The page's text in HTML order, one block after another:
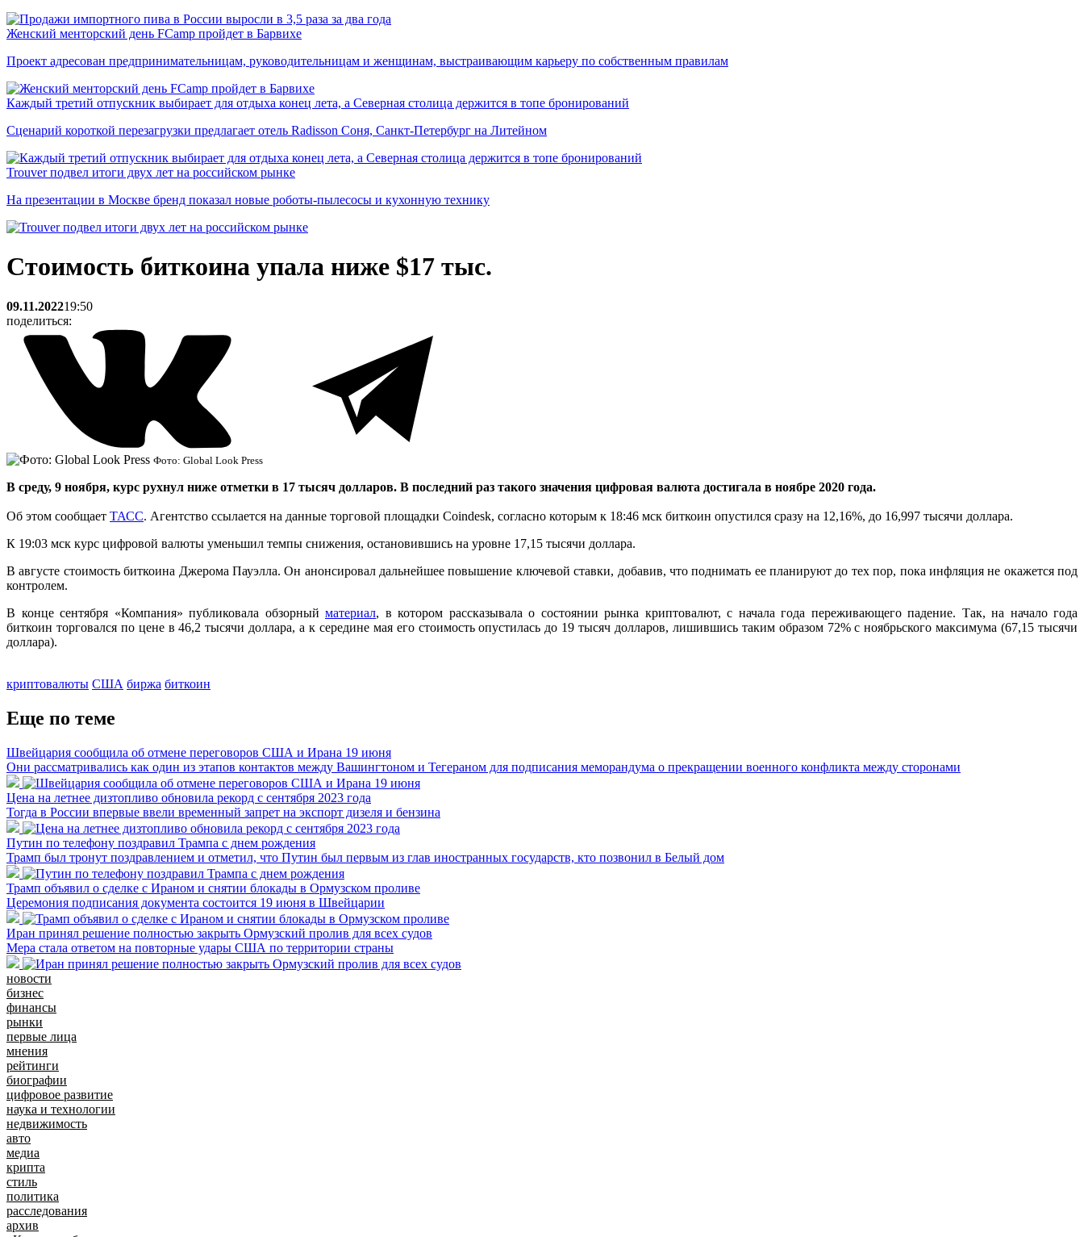
Женский менторский день FCamp пройдет в Барвихе
Проект адресован предпринимательницам, руководительницам и женщинам, выстраивающим карьеру по собственным правилам
Каждый третий отпускник выбирает для отдыха конец лета, а Северная столица держится в топе бронирований
Сценарий короткой перезагрузки предлагает отель Radisson Соня, Санкт-Петербург на Литейном
Trouver подвел итоги двух лет на российском рынке
На презентации в Москве бренд показал новые роботы-пылесосы и кухонную технику
Стоимость биткоина упала ниже $17 тыс.
09.11.202219:50
поделиться:
Фото: Global Look Press
В среду, 9 ноября, курс рухнул ниже отметки в 17 тысяч долларов. В последний раз такого значения цифровая валюта достигала в ноябре 2020 года.
Об этом сообщает ТАСС. Агентство ссылается на данные торговой площадки Coindesk, согласно которым к 18:46 мск биткоин опустился сразу на 12,16%, до 16,997 тысячи доллара.
К 19:03 мск курс цифровой валюты уменьшил темпы снижения, остановившись на уровне 17,15 тысячи доллара.
В августе стоимость биткоина Джерома Пауэлла. Он анонсировал дальнейшее повышение ключевой ставки, добавив, что поднимать ее планируют до тех пор, пока инфляция не окажется под
контролем.
В конце сентября «Компания» публиковала обзорный материал, в котором рассказывала о состоянии рынка криптовалют, с начала года переживающего падение. Так, на начало года
биткоин торговался по цене в 46,2 тысячи доллара, а к середине мая его стоимость опустилась до 19 тысяч долларов, лишившись таким образом 72% с ноябрьского максимума (67,15 тысячи
доллара).
криптовалюты США биржа биткоин
Еще по теме
Швейцария сообщила об отмене переговоров США и Ирана 19 июня
Они рассматривались как один из этапов контактов между Вашингтоном и Тегераном для подписания меморандума о прекращении военного конфликта между сторонами
Цена на летнее дизтопливо обновила рекорд с сентября 2023 года
Тогда в России впервые ввели временный запрет на экспорт дизеля и бензина
Путин по телефону поздравил Трампа с днем рождения
Трамп был тронут поздравлением и отметил, что Путин был первым из глав иностранных государств, кто позвонил в Белый дом
Трамп объявил о сделке с Ираном и снятии блокады в Ормузском проливе
Церемония подписания документа состоится 19 июня в Швейцарии
Иран принял решение полностью закрыть Ормузский пролив для всех судов
Мера стала ответом на повторные удары США по территории страны
новости
бизнес
финансы
рынки
первые лица
мнения
рейтинги
биографии
цифровое развитие
наука и технологии
недвижимость
авто
медиа
крипта
стиль
политика
расследования
архив